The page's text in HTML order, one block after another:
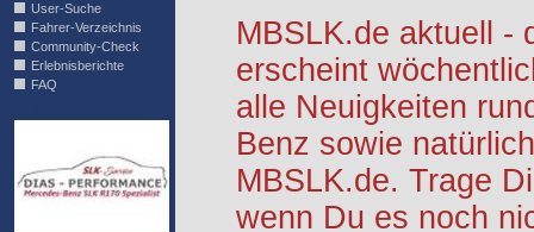
User-Suche
Fahrer-Verzeichnis
Community-Check
Erlebnisberichte
FAQ
MBSLK.de aktuell -
erscheint
alle Neuigkeiten
Benz sowie
MBSLK.de. Trage
wenn Du es noch